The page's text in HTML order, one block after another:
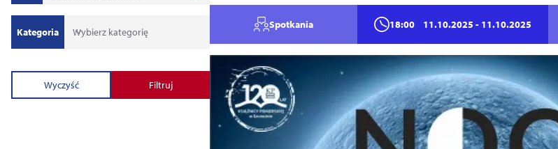
Kategoria
Wybierz kategorię
Wybierz kategorię
Wyczyść Filtruj
Spotkania 18:00 11.10.2025 - 11.10.2025